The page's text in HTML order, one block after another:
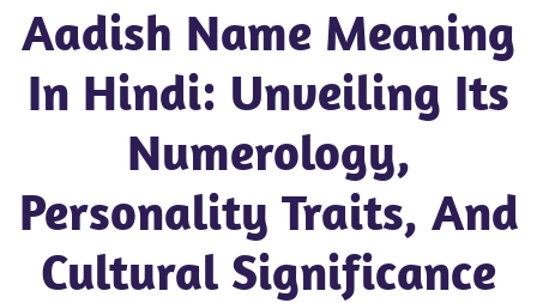
Aadish Name Meaning
In Hindi: Unveiling Its
Numerology,
Personality Traits, And
Cultural Significance